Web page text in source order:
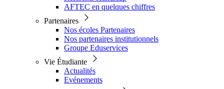
AFTEC en quelques chiffres
Partenaires
Nos écoles Partenaires
Nos partenaires institutionnels
Groupe Eduservices
Vie Étudiante
Actualités
Evénements